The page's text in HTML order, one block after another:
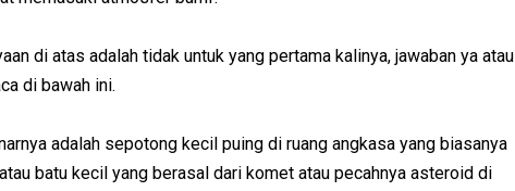
di atas adalah tidak untuk yang pertama kalinya, jawaban ya atau
di bawah ini.
adalah sepotong kecil puing di ruang angkasa yang biasanya
batu kecil yang berasal dari komet atau pecahnya asteroid di